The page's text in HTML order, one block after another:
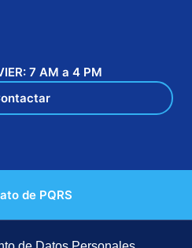
7 AM a 4 PM
de PQRS